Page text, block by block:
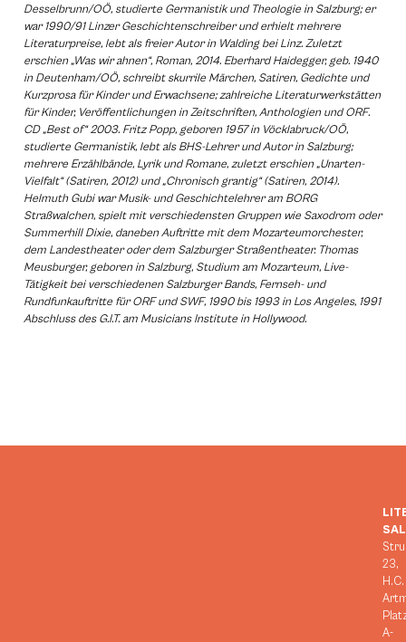
Desselbrunn/OÖ, studierte Germanistik und Theologie in Salzburg; er
war 1990/91 Linzer Geschichtenschreiber und erhielt mehrere
Literaturpreise, lebt als freier Autor in Walding bei Linz. Zuletzt
erschien „Was wir ahnen“, Roman, 2014. Eberhard Haidegger, geb. 1940
in Deutenham/OÖ, schreibt skurrile Märchen, Satiren, Gedichte und
Kurzprosa für Kinder und Erwachsene; zahlreiche Literaturwerkstätten
für Kinder, Veröffentlichungen in Zeitschriften, Anthologien und ORF.
CD „Best of“ 2003. Fritz Popp, geboren 1957 in Vöcklabruck/OÖ,
studierte Germanistik, lebt als BHS-Lehrer und Autor in Salzburg;
mehrere Erzählbände, Lyrik und Romane, zuletzt erschien „Unarten-
Vielfalt“ (Satiren, 2012) und „Chronisch grantig“ (Satiren, 2014).
Helmuth Gubi war Musik- und Geschichtelehrer am BORG
Straßwalchen, spielt mit verschiedensten Gruppen wie Saxodrom oder
Summerhill Dixie, daneben Auftritte mit dem Mozarteumorchester,
dem Landestheater oder dem Salzburger Straßentheater. Thomas
Meusburger, geboren in Salzburg, Studium am Mozarteum, Live-
Tätigkeit bei verschiedenen Salzburger Bands, Fernseh- und
Rundfunkauftritte für ORF und SWF, 1990 bis 1993 in Los Angeles, 1991
Abschluss des G.I.T. am Musicians Institute in Hollywood.
23,
H.C.
A-